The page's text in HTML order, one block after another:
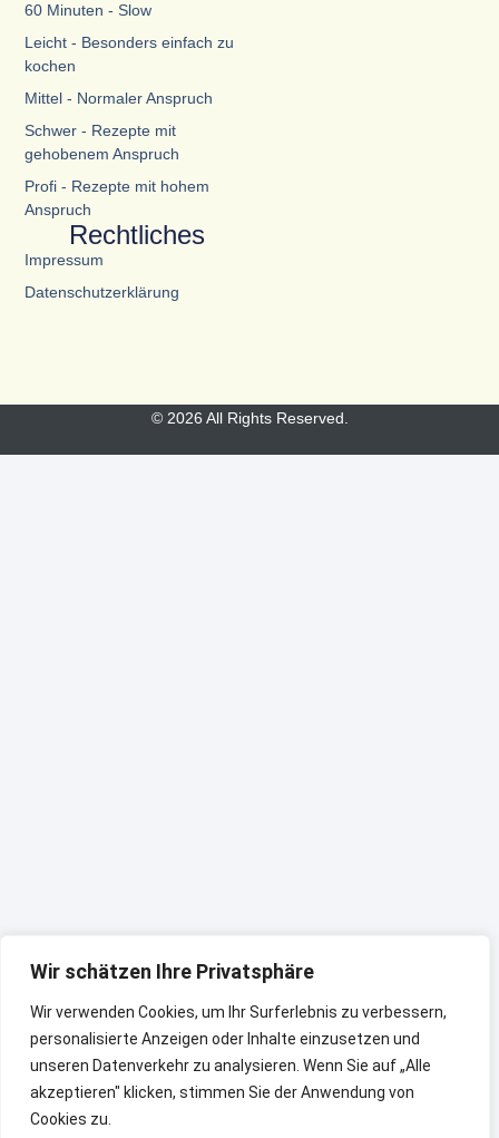
Wir schätzen Ihre Privatsphäre
Wir verwenden Cookies, um Ihr Surferlebnis zu verbessern,
personalisierte Anzeigen oder Inhalte einzusetzen und
unseren Datenverkehr zu analysieren. Wenn Sie auf „Alle
akzeptieren" klicken, stimmen Sie der Anwendung von
Cookies zu.
60 Minuten - Slow
Leicht - Besonders einfach zu
kochen
Mittel - Normaler Anspruch
Schwer - Rezepte mit
gehobenem Anspruch
Profi - Rezepte mit hohem
Anspruch
Rechtliches
Impressum
Datenschutzerklärung
© 2026 All Rights Reserved.